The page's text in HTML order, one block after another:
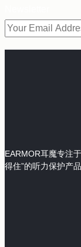
EARMOR耳魔专注
得住”的听力保护产品